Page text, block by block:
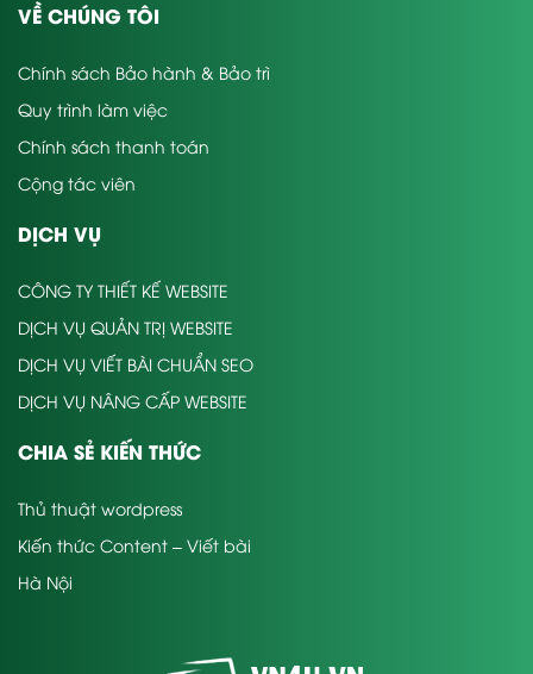
VỀ CHÚNG TÔI
Chính sách Bảo hành & Bảo trì
Quy trình làm việc
Chính sách thanh toán
Cộng tác viên
DỊCH VỤ
CÔNG TY THIẾT KẾ WEBSITE
DỊCH VỤ QUẢN TRỊ WEBSITE
DỊCH VỤ VIẾT BÀI CHUẨN SEO
DỊCH VỤ NÂNG CẤP WEBSITE
CHIA SẺ KIẾN THỨC
Thủ thuật wordpress
Kiến thức Content – Viết bài
Hà Nội